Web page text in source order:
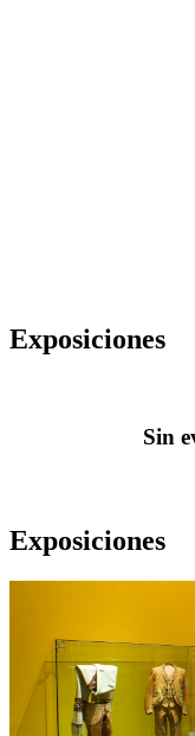
Exposiciones
Sin
Exposiciones